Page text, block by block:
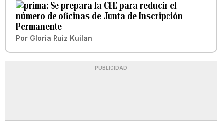
Se prepara la CEE para reducir el
número de oficinas de Junta de Inscripción
Permanente
Por Gloria Ruiz Kuilan
PUBLICIDAD